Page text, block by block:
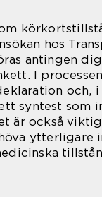
hos
antingen
I
och,
syntest som
är också
ytterligare